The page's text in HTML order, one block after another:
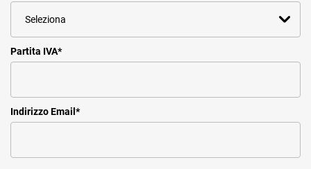
Partita IVA*
Indirizzo Email *